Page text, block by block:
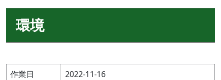
環境
作業日
2022-11-16